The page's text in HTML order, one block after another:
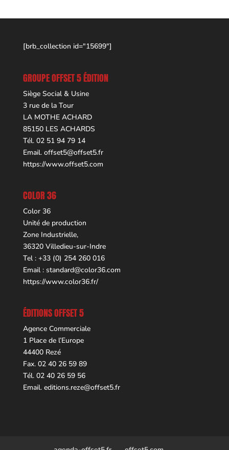
[brb_collection id="15699"]
GROUPE OFFSET 5 ÉDITION
Siège Social & Usine
3 rue de la Tour
LA MOTHE ACHARD
85150 LES ACHARDS
Tél. 02 51 94 79 14
Email. offset5@offset5.fr
https://www.offset5.com
COLOR 36
Color 36
Unité de production
Zone Industrielle,
36320 Villedieu-sur-Indre
Tel : +33 (0) 254 260 016
Email : standard@color36.com
https://www.color36.fr/
ÉDITIONS OFFSET 5
Agence Commerciale
1 Place de l’Europe
44400 Rezé
Fax. 02 40 26 59 89
Tél. 02 40 26 59 56
Email. editions.reze@offset5.fr